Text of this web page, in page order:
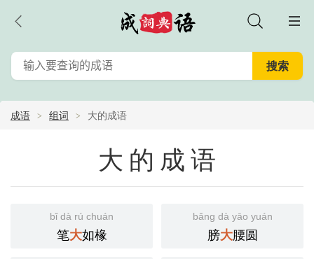
成语 组词 大的成语
大的成语
bǐ dà rú chuán
笔大如椽
bǎng dà yāo yuán
膀大腰圆